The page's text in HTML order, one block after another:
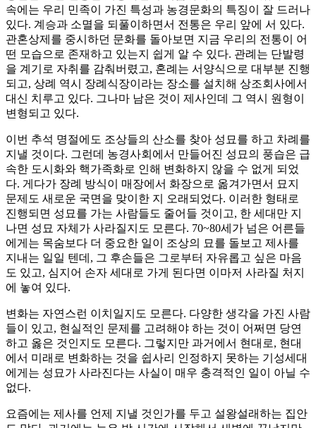
속에는 우리 민족이 가진 특성과 농경문화의 특징이 잘 드러나
있다. 계승과 소멸을 되풀이하면서 전통은 우리 앞에 서 있다.
관혼상제를 중시하던 문화를 돌아보면 지금 우리의 전통이 어
떤 모습으로 존재하고 있는지 쉽게 알 수 있다. 관례는 단발령
을 계기로 자취를 감춰버렸고, 혼례는 서양식으로 대부분 진행
되고, 상례 역시 장례식장이라는 장소를 설치해 상조회사에서
대신 치루고 있다. 그나마 남은 것이 제사인데 그 역시 원형이
변형되고 있다.
이번 추석 명절에도 조상들의 산소를 찾아 성묘를 하고 차례를
지낼 것이다. 그런데 농경사회에서 만들어진 성묘의 풍습은 급
속한 도시화와 핵가족화로 인해 변화하지 않을 수 없게 되었
다. 게다가 장례 방식이 매장에서 화장으로 옮겨가면서 묘지
문제도 새로운 국면을 맞이한 지 오래되었다. 이러한 형태로
진행되면 성묘를 가는 사람들도 줄어들 것이고, 한 세대만 지
나면 성묘 자체가 사라질지도 모른다. 70~80세가 넘은 어른들
에게는 목숨보다 더 중요한 일이 조상의 묘를 돌보고 제사를
지내는 일일 텐데, 그 후손들은 그로부터 자유롭고 싶은 마음
도 있고, 심지어 손자 세대로 가게 된다면 이마저 사라질 처지
에 놓여 있다.
변화는 자연스런 이치일지도 모른다. 다양한 생각을 가진 사람
들이 있고, 현실적인 문제를 고려해야 하는 것이 어쩌면 당연
하고 옳은 것인지도 모른다. 그렇지만 과거에서 현대로, 현대
에서 미래로 변화하는 것을 쉽사리 인정하지 못하는 기성세대
에게는 성묘가 사라진다는 사실이 매우 충격적인 일이 아닐 수
없다.
요즘에는 제사를 언제 지낼 것인가를 두고 설왕설래하는 집안